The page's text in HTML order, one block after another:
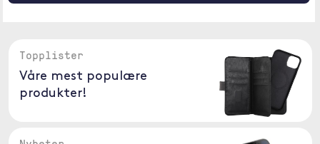
Topplister
Våre mest populære
produkter!